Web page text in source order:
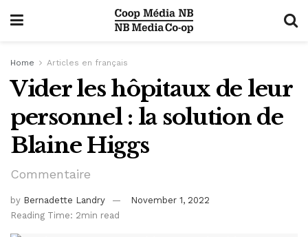
Home Articles en français
Vider les hôpitaux de leur
personnel : la solution de
Blaine Higgs
Commentaire
by Bernadette Landry
November 1, 2022
Reading Time: 2min read